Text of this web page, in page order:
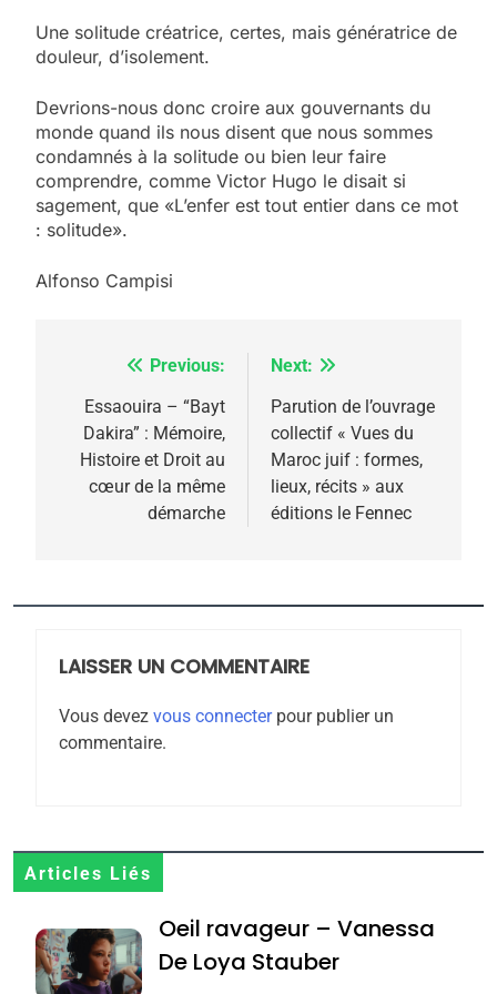
Une solitude créatrice, certes, mais génératrice de
douleur, d’isolement.
Devrions-nous donc croire aux gouvernants du
monde quand ils nous disent que nous sommes
condamnés à la solitude ou bien leur faire
comprendre, comme Victor Hugo le disait si
sagement, que «L’enfer est tout entier dans ce mot
: solitude».
Alfonso Campisi
Navigation
de
l’article
Previous:
Essaouira – “Bayt
Dakira” : Mémoire,
Histoire et Droit au
cœur de la même
démarche
Next:
Parution de l’ouvrage
collectif « Vues du
Maroc juif : formes,
lieux, récits » aux
éditions le Fennec
LAISSER UN COMMENTAIRE
Vous devez vous connecterpour publier un
commentaire.
Articles Liés
Oeil ravageur – Vanessa
De Loya Stauber
2025, l’année la plus
rapport d’ADL contre
FRANCE ISRAÉL
6
Zrihen-Dvir
7
Jacques Hadida
JUDAISME